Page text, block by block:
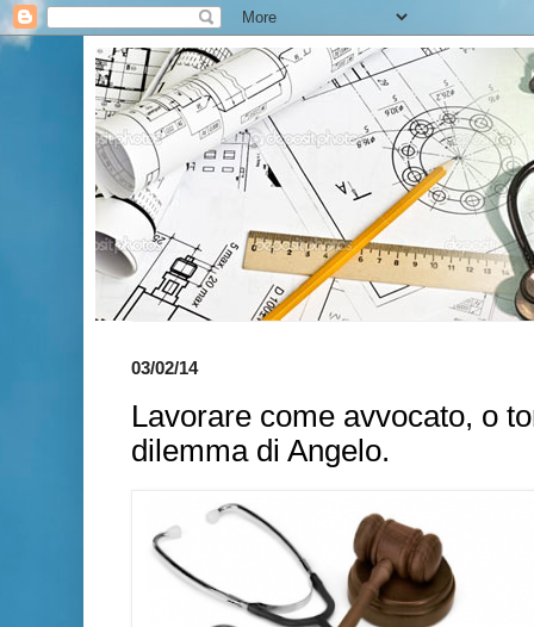
03/02/14
Lavorare come avvocato, o
dilemma di Angelo.